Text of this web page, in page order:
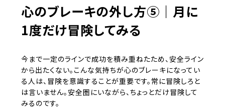
心のブレーキの外し方⑤｜月に
1度だけ冒険してみる
今まで一定のラインで成功を積み重ねたため、安全ライン
から出たくない。こんな気持ちが心のブレーキになってい
る人は、冒険を意識することが重要です。常に冒険しろと
は言いません。安全圏にいながら、ちょっとだけ冒険して
みるのです。